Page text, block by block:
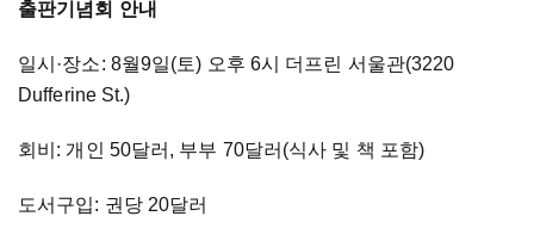
출판기념회 안내
일시 ·장소: 8월9일(토) 오후 6시 더프린 서울관(3220
Dufferine St.)
회비: 개인 50달러, 부부 70달러(식사 및 책 포함)
도서구입: 권당 20달러